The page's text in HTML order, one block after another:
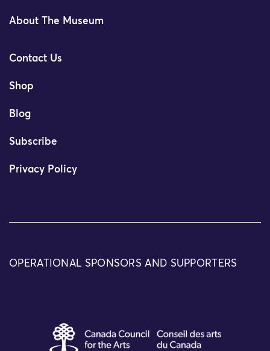
About The Museum
Contact Us
Shop
Blog
Subscribe
Privacy Policy
OPERATIONAL SPONSORS AND SUPPORTERS